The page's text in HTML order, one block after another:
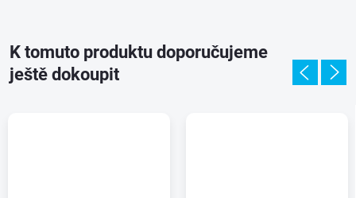
K tomuto produktu doporučujeme
ještě dokoupit